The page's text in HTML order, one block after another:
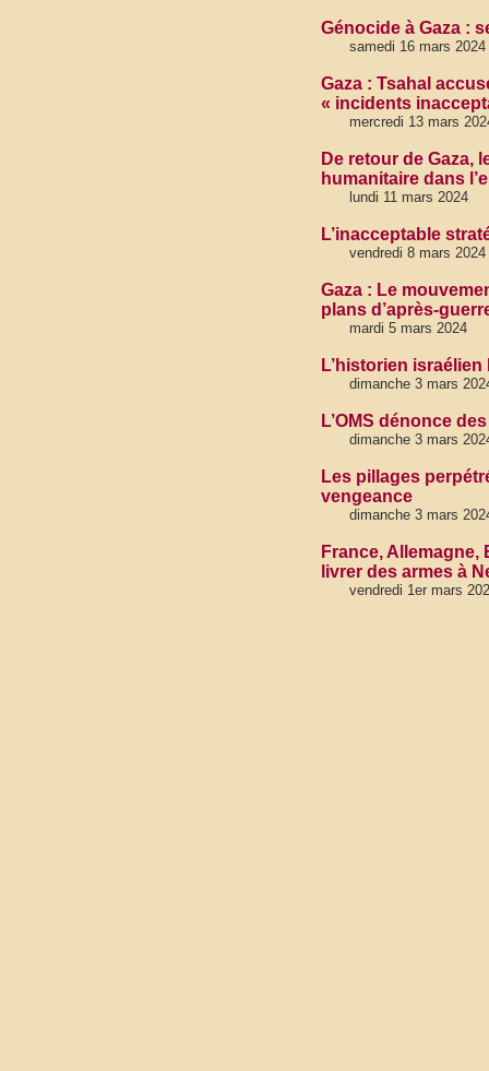
Génocide à Gaza :
samedi 16 mars 2024
Gaza : Tsahal
« incidents
mercredi 13 mars
De retour de Gaza,
humanitaire dans
lundi 11 mars 2024
L’inacceptable
vendredi 8 mars
Gaza : Le
plans d’après-
mardi 5 mars 2024
L’historien
dimanche 3 mars
L’OMS dénonce
dimanche 3 mars
Les pillages
vengeance
dimanche 3 mars
France,
livrer des armes à
vendredi 1er mars